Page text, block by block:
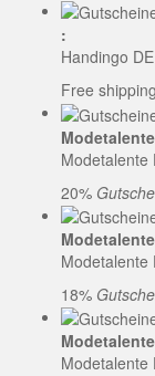
:
Handingo
Free
Modetalente
20%
Modetalente
18%
Modetalente